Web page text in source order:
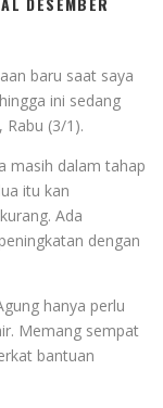
baru saat saya
ini sedang
Rabu (3/1).
masih dalam tahap
itu kan
Ada
dengan
hanya perlu
Memang sempat
bantuan